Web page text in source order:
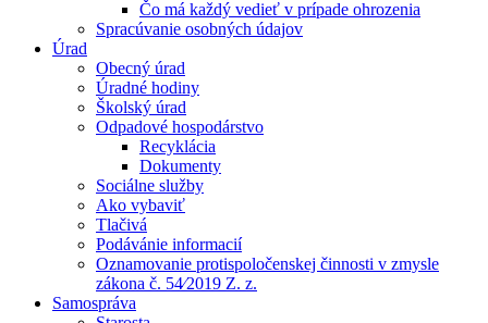
Čo má každý vedieť v prípade ohrozenia
Spracúvanie osobných údajov
Úrad
Obecný úrad
Úradné hodiny
Školský úrad
Odpadové hospodárstvo
Recyklácia
Dokumenty
Sociálne služby
Ako vybaviť
Tlačivá
Podávánie informacií
Oznamovanie protispoločenskej činnosti v zmysle
zákona č. 54⁄2019 Z. z.
Samospráva